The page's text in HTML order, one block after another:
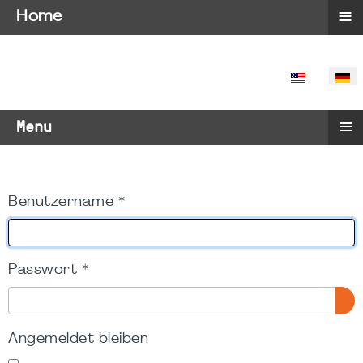
SPRACHE
Menu ≡
Benutzername *
Passwort *
Angemeldet bleiben
Home ≡